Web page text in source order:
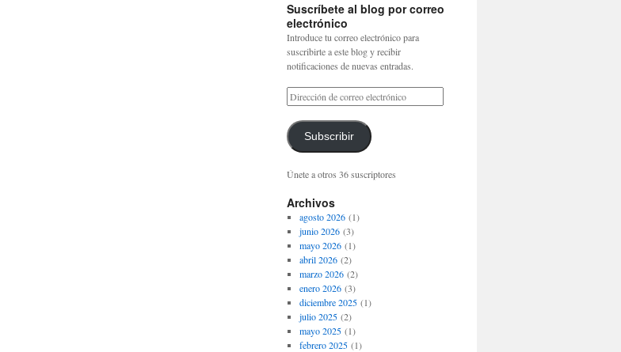
Suscríbete al blog por correo
electrónico
Introduce tu correo electrónico para
suscribirte a este blog y recibir
notificaciones de nuevas entradas.
Subscribir
Únete a otros 36 suscriptores
Archivos
agosto 2026(1)
junio 2026(3)
mayo 2026(1)
abril 2026(2)
marzo 2026(2)
enero 2026(3)
diciembre 2025(1)
julio 2025(2)
mayo 2025(1)
febrero 2025(1)